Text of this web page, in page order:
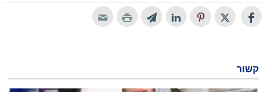
קשור